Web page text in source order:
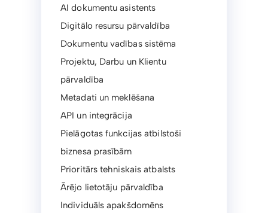
AI dokumentu asistents
Digitālo resursu pārvaldība
Dokumentu vadības sistēma
Projektu, Darbu un Klientu
pārvaldība
Metadati un meklēšana
API un integrācija
Pielāgotas funkcijas atbilstoši
biznesa prasībām
Prioritārs tehniskais atbalsts
Ārējo lietotāju pārvaldība
Individuāls apakšdomēns